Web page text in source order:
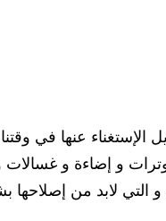
عنها في وقتنا
و إضاءة و
و التي لابد من